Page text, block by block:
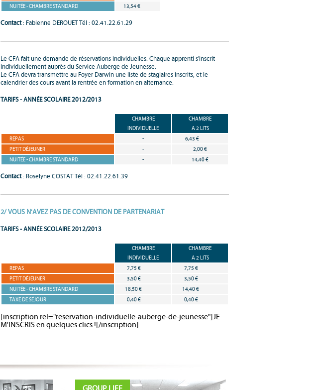
NUITÉE - CHAMBRE STANDARD
13,54 €
Contact: Fabienne DEROUET Tél : 02.41.22.61.29
Le CFA fait une demande de réservations individuelles. Chaque apprenti s'inscrit
individuellement auprès du Service Auberge de Jeunesse.
Le CFA devra transmettre au Foyer Darwin une liste de stagiaires inscrits, et le
calendrier des cours avant la rentrée en formation en alternance.
TARIFS - ANNÉE SCOLAIRE 2012/2013
CHAMBRE
INDIVIDUELLE
CHAMBRE
A 2 LITS
REPAS
-
6,43 €
PETIT DÉJEUNER
-
2,00 €
NUITÉE - CHAMBRE STANDARD
- 14,40 €
Contact: Roselyne COSTAT Tél : 02.41.22.61.39
2/ VOUS N'AVEZ PAS DE CONVENTION DE PARTENARIAT
TARIFS - ANNÉE SCOLAIRE 2012/2013
CHAMBRE
INDIVIDUELLE
CHAMBRE
A 2 LITS
REPAS
7,75 €
7,75 €
PETIT DÉJEUNER
3,50 €
3,50 €
NUITÉE - CHAMBRE STANDARD
18,50 €
14,40 €
TAXE DE SÉJOUR
0,40 € 0,40 €
[inscription rel="reservation-individuelle-auberge-de-jeunesse"]JE
M'INSCRIS en quelques clics ![/inscription]